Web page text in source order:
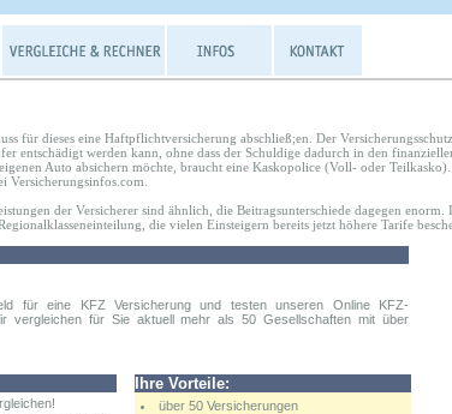
für dieses eine Haftpflichtversicherung abschließ;en. Der
entschädigt werden kann, ohne dass der Schuldige dadurch in den
Auto absichern möchte, braucht eine Kaskopolice (Voll- oder
Versicherungsinfos.com.
der Versicherer sind ähnlich, die Beitragsunterschiede dagegen enorm.
die vielen Einsteigern bereits jetzt höhere Tarife
für eine KFZ Versicherung und testen unseren Online KFZ-
vergleichen für Sie aktuell mehr als 50 Gesellschaften mit über
Ihre Vorteile:
über 50 Versicherungen